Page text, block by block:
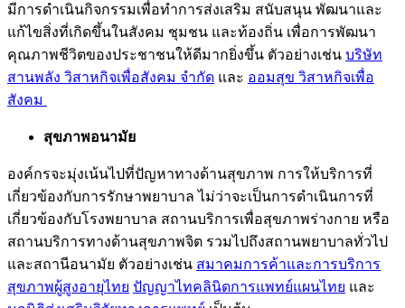
มีการดำเนินกิจกรรมเพื่อทำการส่งเสริม สนับสนุน พัฒนาและ
แก้ไขสิ่งที่เกิดขึ้นในสังคม ชุมชน และท้องถิ่น เพื่อการพัฒนา
คุณภาพชีวิตของประชาชนให้ดีมากยิ่งขึ้น ตัวอย่างเช่น บริษัท
สานพลัง วิสาหกิจเพื่อสังคม จำกัด และ ออมสุข วิสาหกิจเพื่อ
สังคม
สุขภาพอนามัย
องค์กรจะมุ่งเน้นไปที่ปัญหาทางด้านสุขภาพ การให้บริการที่
เกี่ยวข้องกับการรักษาพยาบาล ไม่ว่าจะเป็นการดำเนินการที่
เกี่ยวข้องกับโรงพยาบาล สถานบริการเพื่อสุขภาพร่างกาย หรือ
สถานบริการทางด้านสุขภาพจิต รวมไปถึงสถานพยาบาลทั่วไป
และสถานีอนามัย ตัวอย่างเช่น สมาคมการค้าและการบริการ
สุขภาพผู้สูงอายุไทย ปัญญาไทคลินิดการแพทย์แผนไทย และ